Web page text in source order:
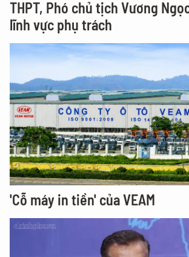
THPT, Phó chủ tịch Vương
lĩnh vực phụ trách
'Cỗ máy in tiền' của VEAM